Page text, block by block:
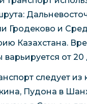
Гродеково и
Казахстана.
от 20
следует из
Пудона в